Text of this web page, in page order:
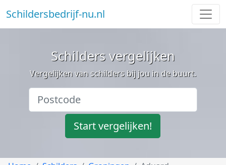
Schildersbedrijf-nu.nl
Schilders vergelijken
Vergelijken van schilders bij jou in de buurt.
Start vergelijken!